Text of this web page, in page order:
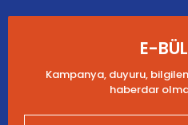
E-
Kampanya, duyuru,
haberdar